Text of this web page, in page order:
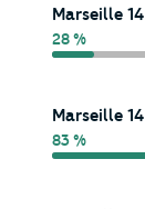
Marseille 14
28 %
Marseille 14
83 %